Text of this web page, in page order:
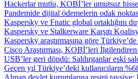
Hackerlar mutlu, KOBİ’ler umutsuz
Pandemide dijital ödemelerin odak
Kaspersky ve Fnatic global ortaklığını
Kaspersky ve Stalkerware Karşıtı
Kaspersky araştırmasına göre Türkiye’de
Cisco Araştırması, KOBİ’leri
USB’ler geri döndü: Saldırganlar eski
Geçen yıl Türkiye’deki kullanıcıların
Alman devlet kurumlarına resmi tavsiye: